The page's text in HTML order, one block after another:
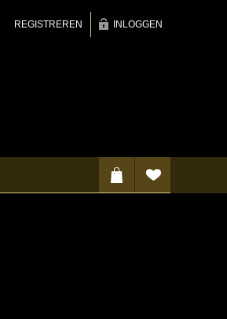
REGISTREREN INLOGGEN